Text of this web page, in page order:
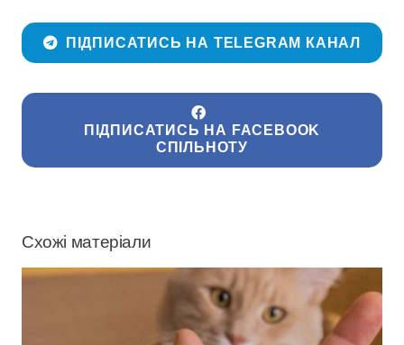
ПІДПИСАТИСЬ НА TELEGRAM КАНАЛ
ПІДПИСАТИСЬ НА FACEBOOK
СПІЛЬНОТУ
Схожі матеріали